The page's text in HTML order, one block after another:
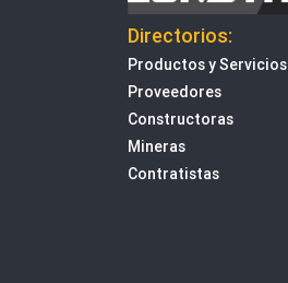
Directorios:
Productos y Servicios
Proveedores
Constructoras
Mineras
Contratistas